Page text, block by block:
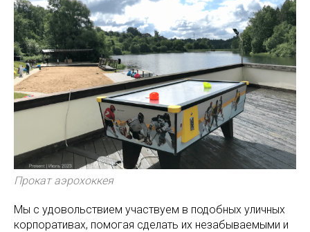
Прокат аэрохоккея
Мы с удовольствием участвуем в подобных уличных
корпоративах, помогая сделать их незабываемыми и